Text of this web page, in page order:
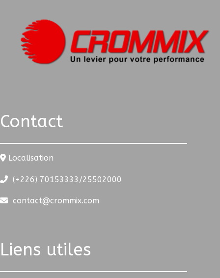
Contact
Localisation
(+226) 70153333/25502000
contact@crommix.com
Liens utiles